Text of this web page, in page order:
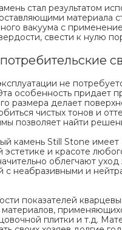
стал результатом
материала
вакуума с
свести к нулю
не
особенность придает
размера делает
чистых тонов и
позволяет найти
камень Still Stone имеет
и красоте
облегчают
с неабразивными и
показателей
плитки и т.д.